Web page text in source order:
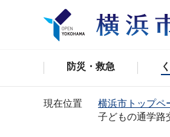
防災・救急
現在位置 横浜市トップペ
子どもの通学路